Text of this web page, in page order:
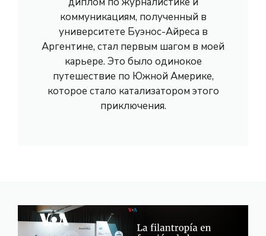
коммуникациям, полученный в
университете Буэнос-Айреса в
Аргентине, стал первым шагом в моей
карьере. Это было одинокое
путешествие по Южной Америке,
которое стало катализатором этого
приключения.